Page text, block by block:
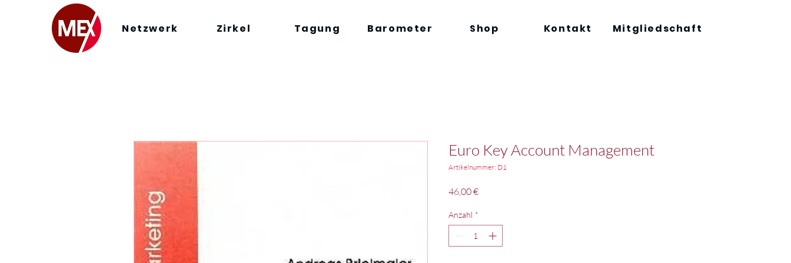
Netzwerk Zirkel Tagung Barometer Shop Kontakt Mitgliedschaft
Euro Key Account Management
Artikelnummer: D1
46,00 €Preis
Anzahl *